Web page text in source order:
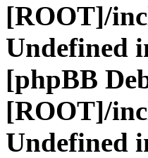
[ROOT]/
Undefined
[phpBB
[ROOT]/
Undefined